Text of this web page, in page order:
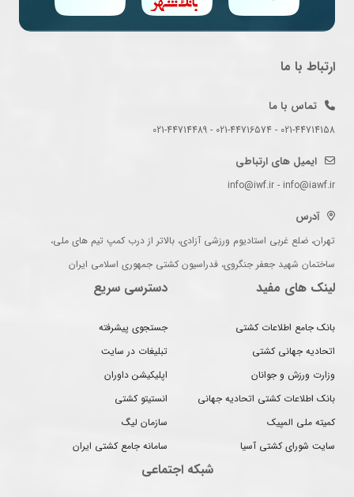
ارتباط با ما
تماس با ما
021-44714158 - 021-44716574 - 021-44714489
ایمیل های ارتباطی
info@iwf.ir - info@iawf.ir
آدرس
تهران، ضلع غربی استادیوم ورزشی آزادی، بالاتر از درب کمپ تیم های ملی،
ساختمان شهید جعفر جنگروی، فدراسیون کشتی جمهوری اسلامی ایران
لینک های مفید
بانک جامع اطلاعات کشتی
اتحادیه جهانی کشتی
وزارت ورزش و جوانان
بانک اطلاعات کشتی اتحادیه جهانی
کمیته ملی المپیک
سایت شورای کشتی آسیا
دسترسی سریع
جستجوی پیشرفته
تبلیغات در سایت
اپلیکیشن داوران
انستیتو کشتی
سازمان لیگ
سامانه جامع کشتی ایران
شبکه اجتماعی